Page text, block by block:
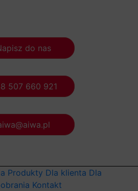
do nas
507 660 921
Produkty Dla klienta Dla
Kontakt